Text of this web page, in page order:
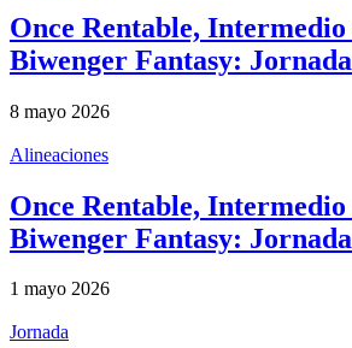
Once Rentable, Intermedio
Biwenger Fantasy:
8 mayo 2026
Alineaciones
Once Rentable, Intermedio
Biwenger Fantasy:
1 mayo 2026
Jornada